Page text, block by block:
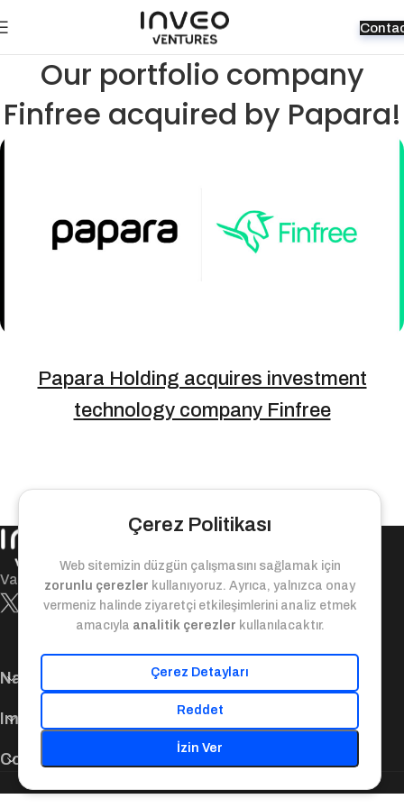
Our portfolio company
Finfree acquired by Papara!
Papara Holding acquires investment
technology company Finfree
Value-bridge between today and tomorrow!
Navigation
Important Links
Contact Us
Çerez Politikası
Web sitemizin düzgün çalışmasını sağlamak için
zorunlu çerezler kullanıyoruz. Ayrıca, yalnızca onay
vermeniz halinde ziyaretçi etkileşimlerini analiz etmek
amacıyla analitik çerezler kullanılacaktır.
Çerez Detayları
Reddet
İzin Ver